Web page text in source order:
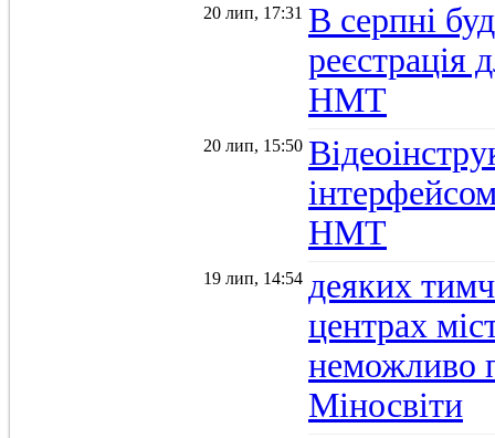
20 лип, 17:31 В серпні
реєстрація
НМТ
20 лип, 15:50
НМТ
19 лип, 14:54 деяких
центрах
неможливо
Міносвіти